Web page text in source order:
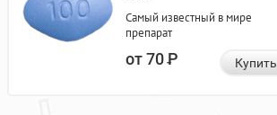
Самый известный в мире
препарат
от 70Р Купить